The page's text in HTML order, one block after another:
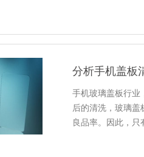
分析手机盖板
手机玻璃盖板行业
后的清洗，玻璃
良品率。因此，